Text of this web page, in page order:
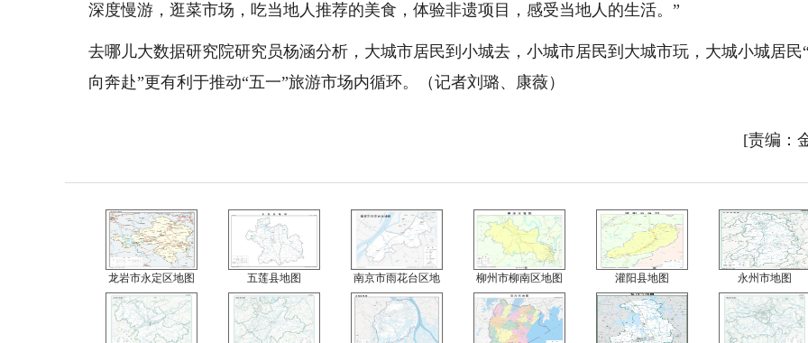
深度慢游，逛菜市场，吃当地人推荐的美食，体验非遗项目，感受当地人的生活。”
去哪儿大数据研究院研究员杨涵分析，大城市居民到小城去，小城市居民到大城市玩，大城小城居民
向奔赴”更有利于推动“五一”旅游市场内循环。（记者刘璐、康薇）
[责编：
龙岩市永定区地图 五莲县地图 南京市雨花台区地 柳州市柳南区地图 灌阳县地图 永州市地图